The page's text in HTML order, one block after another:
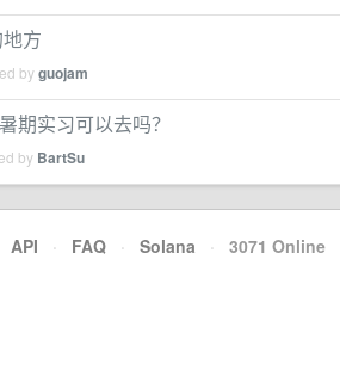
方
byguojam
期实习可以去吗？
by BartSu
API · FAQ · Solana · 3071 Online